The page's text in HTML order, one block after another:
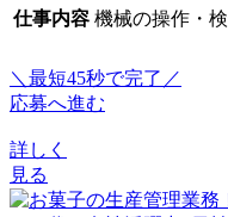
仕事内容 機械の操作・
＼最短45秒で完了／
応募へ進む
詳しく
見る